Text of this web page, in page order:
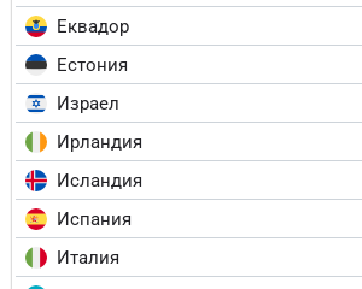
Еквадор
Естония
Израел
Ирландия
Исландия
Испания
Италия